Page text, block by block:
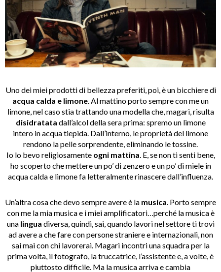
Uno dei miei prodotti di bellezza preferiti, poi, è un bicchiere di
acqua calda e limone . Al mattino porto sempre con me un
limone, nel caso stia trattando una modella che, magari, risulta
disidratata dall’alcol della sera prima: spremo un limone
intero in acqua tiepida. Dall’interno, le proprietà del limone
rendono la pelle sorprendente, eliminando le tossine.
Io lo bevo religiosamente ogni mattina . E, se non ti senti bene,
ho scoperto che mettere un po’ di zenzero e un po’ di miele in
acqua calda e limone fa letteralmente rinascere dall’influenza.
Un’altra cosa che devo sempre avere è la musica . Porto sempre
con me la mia musica e i miei amplificatori…perché la musica è
una lingua diversa, quindi, sai, quando lavori nel settore ti trovi
ad avere a che fare con persone straniere e internazionali, non
sai mai con chi lavorerai. Magari incontri una squadra per la
prima volta, il fotografo, la truccatrice, l’assistente e, a volte, è
piuttosto difficile. Ma la musica arriva e cambia